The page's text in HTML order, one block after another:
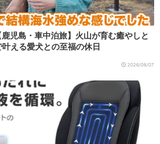
児島・車中泊旅】火山が育む癒やしと
える愛犬との至福の休日
2026/08/07